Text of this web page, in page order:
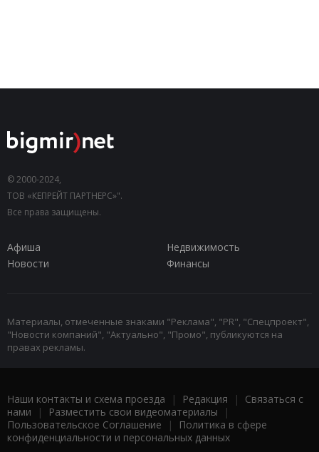
© 2000-2024,
ТОВ «КЕПРЕЙТ ПАРТНЕРС»".
Все права защищены.
Афиша
Недвижимость
Новости
Финансы
Материалы, отмеченные знаками "Реклама", "PR", "Спецпроект",
"Новости компаний", "Актуально", "Промо", публикуются на
правах рекламы.
Наши контакты и схема проезда | Редакция | Связаться с
нами | Разместить свои видеоматериалы |
Пользовательское Соглашение |
Политика в сфере
конфиденциальности и персональных данных